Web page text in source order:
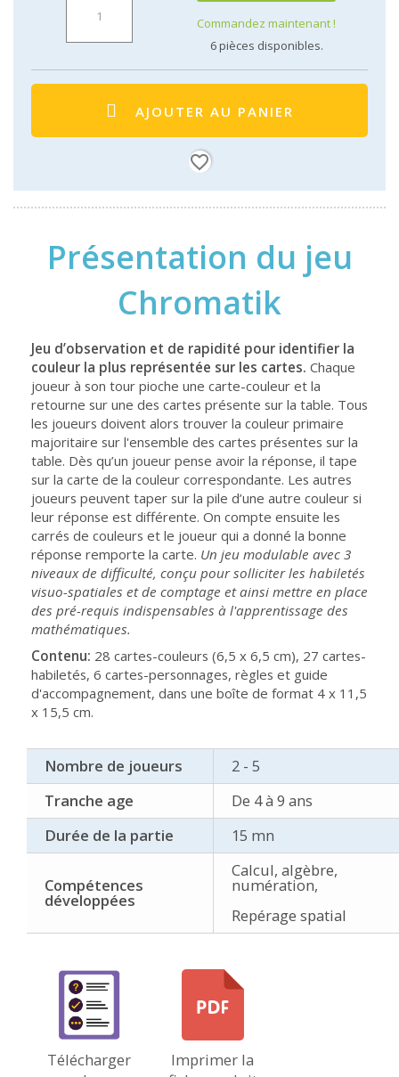
Commandez maintenant !
6pièces disponibles.
AJOUTER AU PANIER
favorite_border
Présentation du jeu
Chromatik
Jeu d’observation et de rapidité pour identifier la
couleur la plus représentée sur les cartes. Chaque
joueur à son tour pioche une carte-couleur et la
retourne sur une des cartes présente sur la table. Tous
les joueurs doivent alors trouver la couleur primaire
majoritaire sur l'ensemble des cartes présentes sur la
table. Dès qu’un joueur pense avoir la réponse, il tape
sur la carte de la couleur correspondante. Les autres
joueurs peuvent taper sur la pile d’une autre couleur si
leur réponse est différente. On compte ensuite les
carrés de couleurs et le joueur qui a donné la bonne
réponse remporte la carte. Un jeu modulable avec 3
niveaux de difficulté, conçu pour solliciter les habiletés
visuo-spatiales et de comptage et ainsi mettre en place
des pré-requis indispensables à l'apprentissage des
mathématiques.
Contenu: 28 cartes-couleurs (6,5 x 6,5 cm), 27 cartes-
habiletés, 6 cartes-personnages, règles et guide
d'accompagnement, dans une boîte de format 4 x 11,5
x 15,5 cm.
Nombre de joueurs
2 - 5
Tranche age
De 4 à 9 ans
Durée de la partie
15 mn
Compétences
développées
Calcul, algèbre,
numération,
Repérage spatial
Télécharger
Imprimer la